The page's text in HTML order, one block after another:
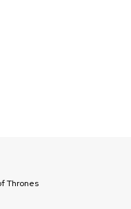
Thrones